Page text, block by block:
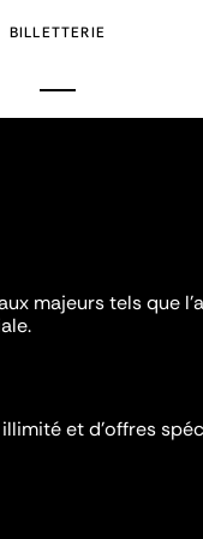
BILLETTERIE
majeurs tels que
et d’offres